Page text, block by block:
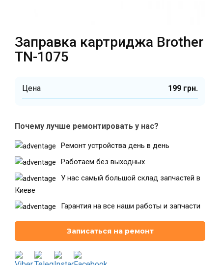
Заправка картриджа Brother
TN-1075
Цена 199 грн.
Почему лучше ремонтировать у нас?
Ремонт устройства день в день
Работаем без выходных
У нас самый большой склад запчастей в
Киеве
Гарантия на все наши работы и запчасти
Записаться на ремонт